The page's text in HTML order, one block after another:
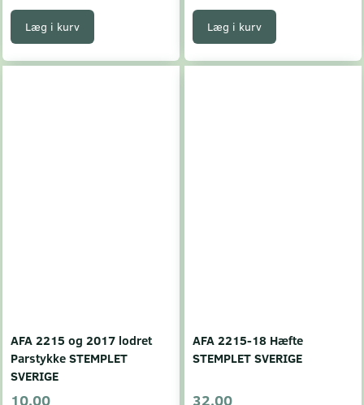
Læg i kurv Læg i kurv
AFA 2215 og 2017 lodret
Parstykke STEMPLET
SVERIGE
10,00
AFA 2215-18 Hæfte
STEMPLET SVERIGE
32,00